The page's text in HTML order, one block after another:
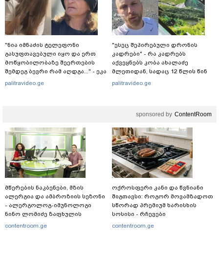
"ნია იმნაძის ტელეფონი
გასუფთავებული იყო და ერთ
მოწყობილობაზე შეერთების
შემდეგ ბევრი რამ აღდგა..." - ეკა
კუპატაძე
palitravideo.ge
"ესეც შეპირებული დრონის
კადრები" - რა კადრებს
აქვეყნებს კობა ახალაძე
მლეთიდან, სადაც 12 წლის წინ
გურამ დადიანიძე გაუჩინარდა?
palitravideo.ge
sponsored by ContentRoom
მწერების ნაკბენები, მზის
ალერგია და ამბროზიის სეზონი
- ალერგოლოგ-იმუნოლოგი
ნინო ლომიძე ზაფხულის
ალერგიებზე
contentroom.ge
ოქროსფერი კანი და წვნიანი
შიგთავსი: როგორ მოვამზადოთ
სწორად პრემიუმ ხარისხის
სოსისი - რჩევები
„შეფმაისტერის“
contentroom.ge